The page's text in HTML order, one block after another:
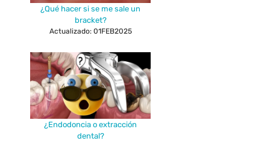
¿Qué hacer si se me sale un
bracket?
Actualizado: 01FEB2025
¿Endodoncia o extracción
dental?